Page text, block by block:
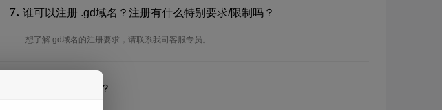
7. 谁可以注册 .gd域名？注册有什么特别要求/限制吗？
想了解.gd域名的注册要求，请联系我司客服专员。
注册期限是多长？